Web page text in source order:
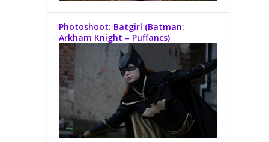
Photoshoot: Batgirl (Batman:
Arkham Knight – Puffancs)